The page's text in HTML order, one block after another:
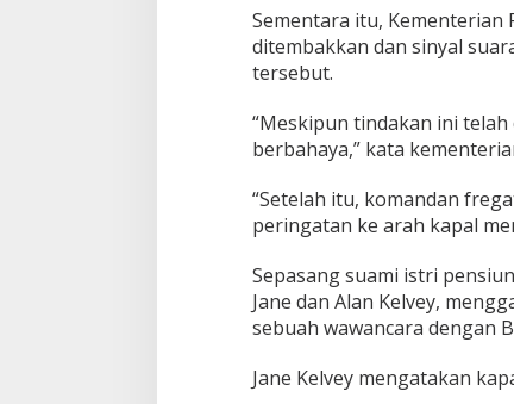
Sementara itu, Kementerian
ditembakkan dan sinyal
tersebut.
“Meskipun tindakan ini
berbahaya,” kata
“Setelah itu, komandan
peringatan ke arah kapal
Sepasang suami istri
Jane dan Alan Kelvey,
sebuah wawancara dengan
Jane Kelvey mengatakan